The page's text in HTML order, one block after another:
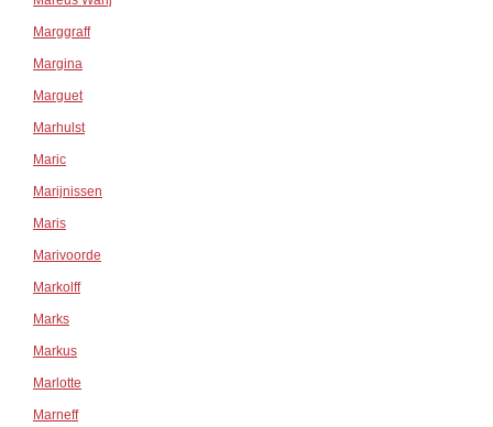
Marggraff
Margina
Marguet
Marhulst
Maric
Marijnissen
Maris
Marivoorde
Markolff
Marks
Markus
Marlotte
Marneff